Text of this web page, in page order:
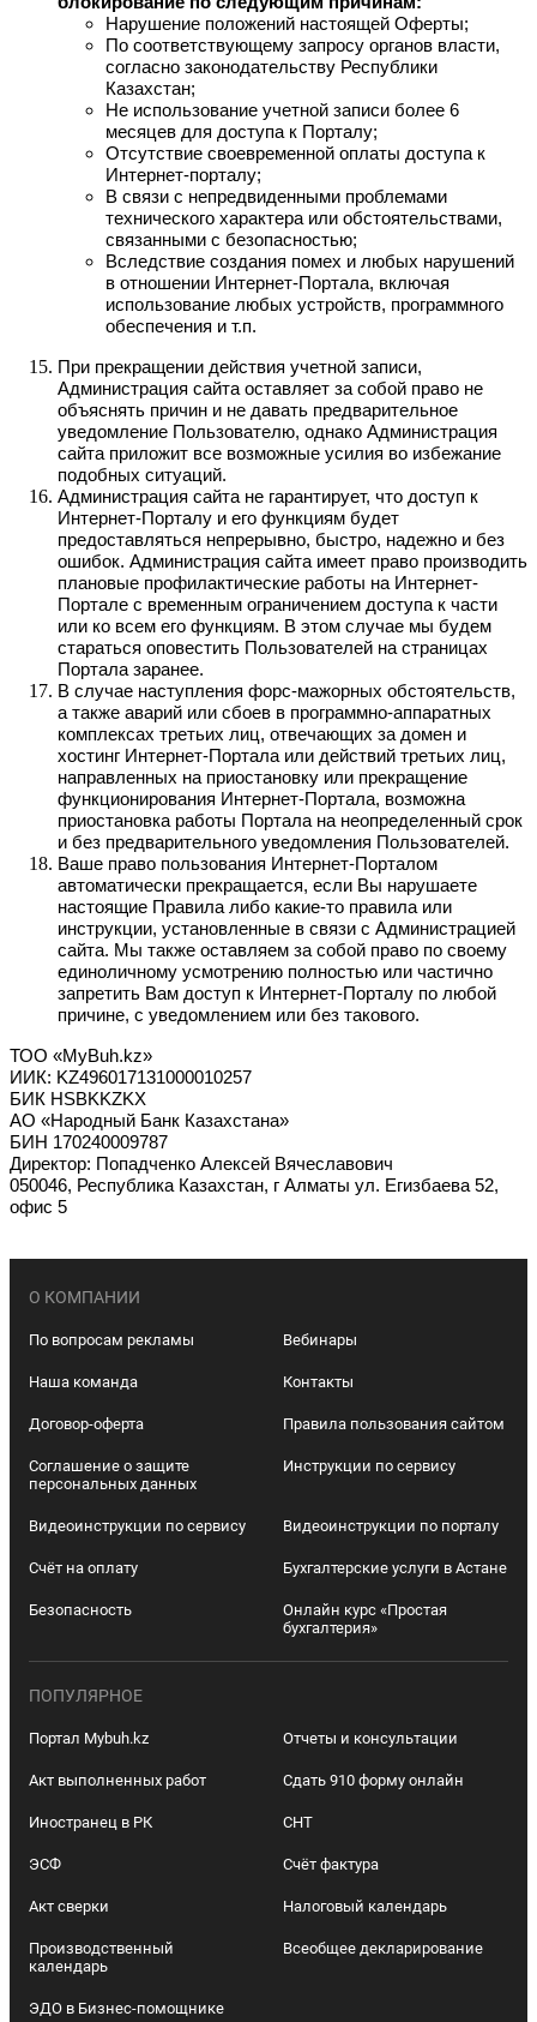
Нарушение положений настоящей Оферты;
По соответствующему запросу органов власти,
согласно законодательству Республики
Казахстан;
Не использование учетной записи более 6
месяцев для доступа к Порталу;
Отсутствие своевременной оплаты доступа к
Интернет-порталу;
В связи с непредвиденными проблемами
технического характера или обстоятельствами,
связанными с безопасностью;
Вследствие создания помех и любых нарушений
в отношении Интернет-Портала, включая
использование любых устройств, программного
обеспечения и т.п.
При прекращении действия учетной записи,
Администрация сайта оставляет за собой право не
объяснять причин и не давать предварительное
уведомление Пользователю, однако Администрация
сайта приложит все возможные усилия во избежание
подобных ситуаций.
Администрация сайта не гарантирует, что доступ к
Интернет-Порталу и его функциям будет
предоставляться непрерывно, быстро, надежно и без
ошибок. Администрация сайта имеет право производить
плановые профилактические работы на Интернет-
Портале с временным ограничением доступа к части
или ко всем его функциям. В этом случае мы будем
стараться оповестить Пользователей на страницах
Портала заранее.
В случае наступления форс-мажорных обстоятельств,
а также аварий или сбоев в программно-аппаратных
комплексах третьих лиц, отвечающих за домен и
хостинг Интернет-Портала или действий третьих лиц,
направленных на приостановку или прекращение
функционирования Интернет-Портала, возможна
приостановка работы Портала на неопределенный срок
и без предварительного уведомления Пользователей.
Ваше право пользования Интернет-Порталом
автоматически прекращается, если Вы нарушаете
настоящие Правила либо какие-то правила или
инструкции, установленные в связи с Администрацией
сайта. Мы также оставляем за собой право по своему
единоличному усмотрению полностью или частично
запретить Вам доступ к Интернет-Порталу по любой
причине, с уведомлением или без такового.
ТОО «MyBuh.kz»
ИИК: KZ496017131000010257
БИК HSBKKZKX
АО «Народный Банк Казахстана»
БИН 170240009787
Директор: Попадченко Алексей Вячеславович
050046, Республика Казахстан, г Алматы ул. Егизбаева 52,
офис 5
О КОМПАНИИ
По вопросам рекламы Вебинары
Наша команда Контакты
Договор-оферта Правила пользования сайтом
Соглашение о защите
персональных данных
Инструкции по сервису
Видеоинструкции по сервису Видеоинструкции по порталу
Счёт на оплату Бухгалтерские услуги в Астане
Безопасность
Онлайн курс «Простая
бухгалтерия»
ПОПУЛЯРНОЕ
Портал Mybuh.kz Отчеты и консультации
Акт выполненных работ Сдать 910 форму онлайн
Иностранец в РК СНТ
ЭСФ Счёт фактура
Акт сверки Налоговый календарь
Производственный
календарь
Всеобщее декларирование
ЭДО в Бизнес-помощнике